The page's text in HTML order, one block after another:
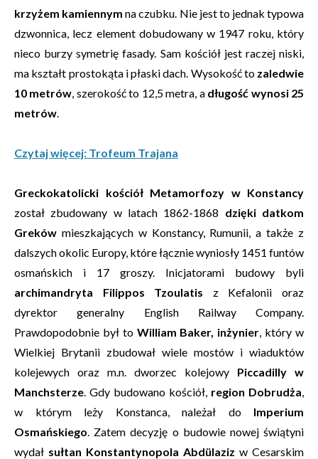
krzyżem kamiennym na czubku. Nie jest to jednak typowa
dzwonnica, lecz element dobudowany w 1947 roku, który
nieco burzy symetrię fasady. Sam kościół jest raczej niski,
ma kształt prostokąta i płaski dach. Wysokość to zaledwie
10 metrów, szerokość to 12,5 metra, a długość wynosi 25
metrów.
Czytaj więcej: Trofeum Trajana
Greckokatolicki kościół Metamorfozy w Konstancy
został zbudowany w latach 1862-1868 dzięki datkom
Greków mieszkających w Konstancy, Rumunii, a także z
dalszych okolic Europy, które łącznie wyniosły 1451 funtów
osmańskich i 17 groszy. Inicjatorami budowy byli
archimandryta Filippos Tzoulatis z Kefalonii oraz
dyrektor generalny English Railway Company.
Prawdopodobnie był to William Baker, inżynier, który w
Wielkiej Brytanii zbudował wiele mostów i wiaduktów
kolejewych oraz m.n. dworzec kolejowy Piccadilly w
Manchsterze. Gdy budowano kościół, region Dobrudża,
w którym leży Konstanca, należał do Imperium
Osmańskiego. Zatem decyzję o budowie nowej świątyni
wydał sułtan Konstantynopola Abdülaziz w Cesarskim